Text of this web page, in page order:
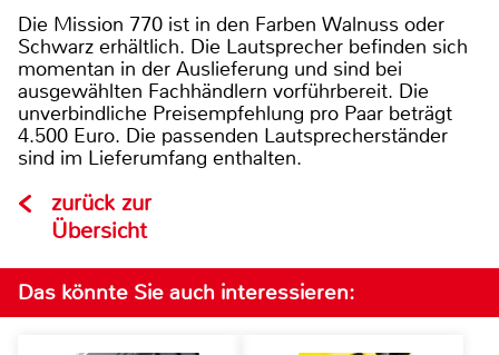
Die Mission 770 ist in den Farben Walnuss oder
Schwarz erhältlich. Die Lautsprecher befinden sich
momentan in der Auslieferung und sind bei
ausgewählten Fachhändlern vorführbereit. Die
unverbindliche Preisempfehlung pro Paar beträgt
4.500 Euro. Die passenden Lautsprecherständer
sind im Lieferumfang enthalten.
zurück zur
Übersicht
Das könnte Sie auch interessieren: